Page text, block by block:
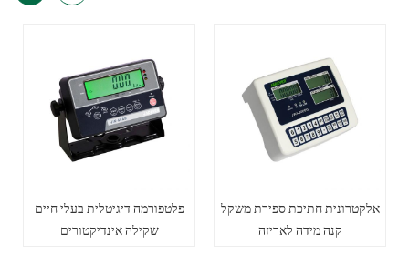
פלטפורמה דיגיטלית בעלי חיים
שקילה אינדיקטורים
אלקטרונית חתיכת ספירת משקל
קנה מידה לאריזה